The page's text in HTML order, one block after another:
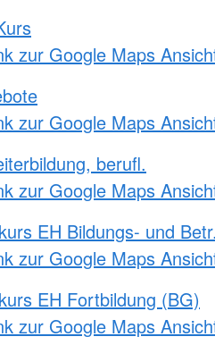
zur Google Maps
zur Google Maps
berufl.
zur Google Maps
EH Bildungs- und
zur Google Maps
EH Fortbildung (BG)
zur Google Maps